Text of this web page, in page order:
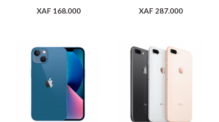
Ajouter au panier
XAF 168.000
Ajouter au panier
XAF 287.000